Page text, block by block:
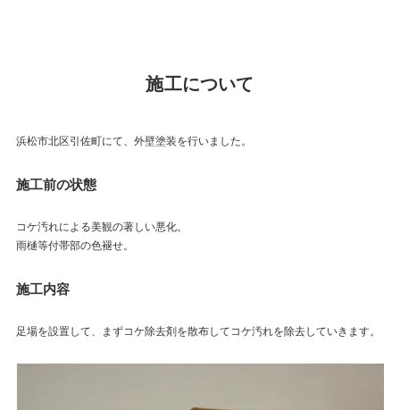
施工について
浜松市北区引佐町にて、外壁塗装を行いました。
施工前の状態
コケ汚れによる美観の著しい悪化。
雨樋等付帯部の色褪せ。
施工内容
足場を設置して、まずコケ除去剤を散布してコケ汚れを除去していきます。